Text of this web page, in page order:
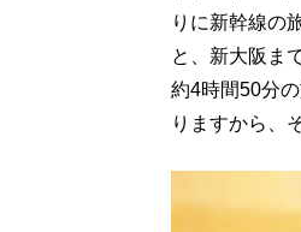
りに新幹線の
と、新大阪ま
約4時間50分
りますから、